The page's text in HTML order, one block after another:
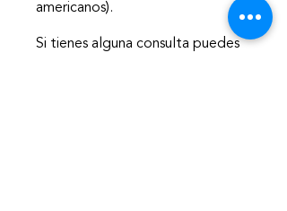
americanos).
Si tienes alguna consulta puedes